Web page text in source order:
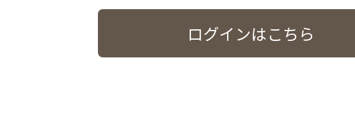
ログインはこちら